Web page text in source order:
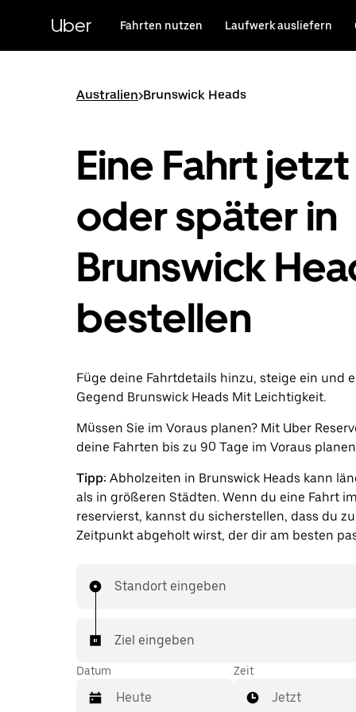
HauptinhaltUber Fahrten nutzen Laufwerk ausliefern
Australien>Brunswick Heads
Eine Fahrt jetzt
oder später in
Brunswick
bestellen
Füge deine Fahrtdetails hinzu, steige ein und
Gegend Brunswick Heads Mit Leichtigkeit.
Müssen Sie im Voraus planen? Mit Uber
deine Fahrten bis zu 90 Tage im Voraus
Tipp: Abholzeiten in Brunswick Heads kann
als in größeren Städten. Wenn du eine Fahrt
reservierst, kannst du sicherstellen, dass du
Zeitpunkt abgeholt wirst, der dir am besten
Standort eingeben
Ziel eingeben
Datum Zeit
Jetzt